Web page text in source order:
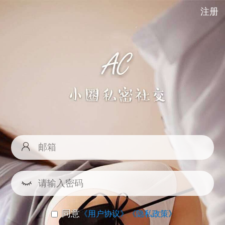
注册
同意《用户协议》《隐私政策》